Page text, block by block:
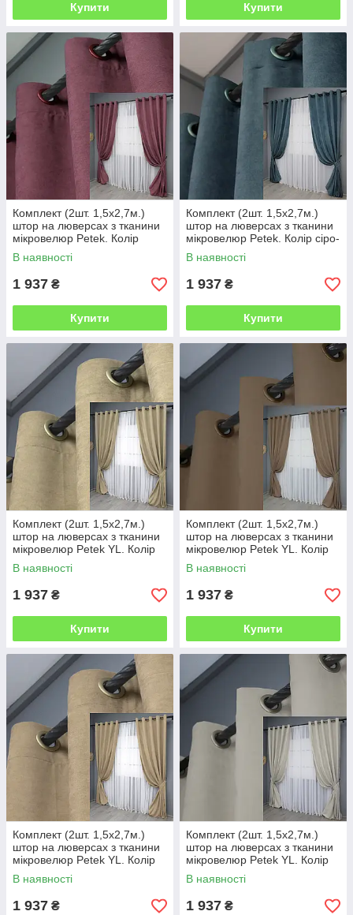
Купити Купити
Комплект (2шт. 1,5х2,7м.)
штор на люверсах з тканини
мікровелюр Petek. Колір
пурпурний. Код 1490ш 37-
0217
В наявності
1 937 ₴
Купити
Комплект (2шт. 1,5х2,7м.)
штор на люверсах з тканини
мікровелюр Petek. Колір сіро-
блакитний. Код 1489ш 37-
0216
В наявності
1 937 ₴
Купити
Комплект (2шт. 1,5х2,7м.)
штор на люверсах з тканини
мікровелюр Petek YL. Колір
кремовий. Код 1801ш 37-
0267
В наявності
1 937 ₴
Купити
Комплект (2шт. 1,5х2,7м.)
штор на люверсах з тканини
мікровелюр Petek YL. Колір
какао. Код 1799ш 37-0265
В наявності
1 937 ₴
Купити
Комплект (2шт. 1,5х2,7м.)
штор на люверсах з тканини
мікровелюр Petek YL. Колір
бежевий. Код 1800ш 37-0266
В наявності
1 937 ₴
Комплект (2шт. 1,5х2,7м.)
штор на люверсах з тканини
мікровелюр Petek YL. Колір
світло-сірий. Код 1803ш 37-
0269
В наявності
1 937 ₴